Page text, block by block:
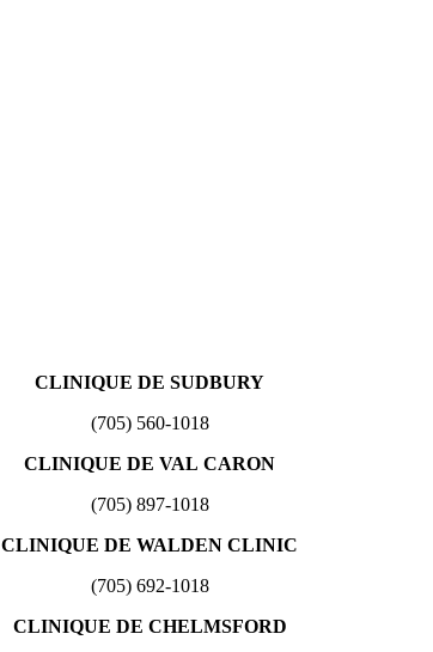
CLINIQUE DE SUDBURY
(705) 560-1018
CLINIQUE DE VAL CARON
(705) 897-1018
CLINIQUE DE WALDEN CLINIC
(705) 692-1018
CLINIQUE DE CHELMSFORD